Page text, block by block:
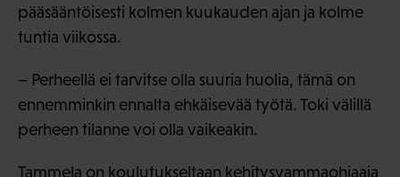
pääsääntöisesti kolmen kuukauden ajan ja kolme
tuntia viikossa.
– Perheellä ei tarvitse olla suuria huolia, tämä on
ennemminkin ennalta ehkäisevää työtä. Toki välillä
perheen tilanne voi olla vaikeakin.
Tammela on koulutukseltaan kehitysvammaohjaaja